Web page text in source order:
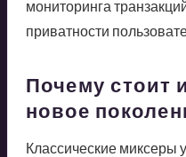
мониторинга
приватности
Почему стоит
новое
Классические миксеры